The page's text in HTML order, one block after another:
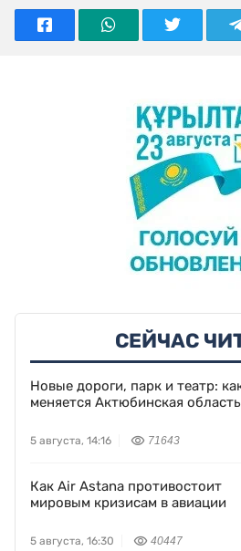
СЕЙЧАС
Новые дороги, парк и театр:
меняется Актюбинская область
5 августа, 14:16 71643
Как Air Astana противостоит
мировым кризисам в авиации
5 августа, 16:30 40447